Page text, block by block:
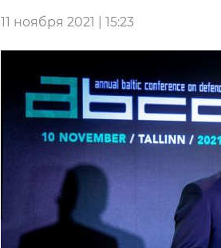
11 ноября 2021 | 15:23